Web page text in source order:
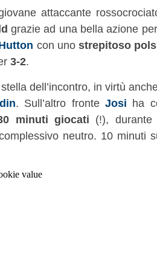
attaccante
grazie ad una bella azione
con uno strepitoso
3-2.
dell’incontro, in virtù
. Sull’altro fronte Josi ha
minuti giocati (!),
neutro. 10 minuti